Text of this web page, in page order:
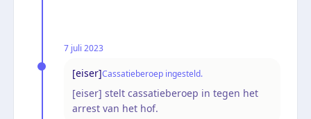
7 juli 2023
[eiser]Cassatieberoep ingesteld.
[eiser] stelt cassatieberoep in tegen het
arrest van het hof.